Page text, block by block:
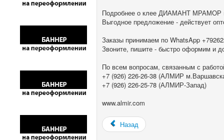
Подробнее о клее ДИАМАНТ МРАМОР
Выгодное предложение - действует
Заказы принимаем по WhatsApp
Звоните, пишите - быстро оформим и
По всем вопросам, связанным с
+7 (926) 226-26-38 (АЛМИР
+7 (926) 226-25-78 (АЛМИР-Запад)⠀⠀
www.almir.com
Назад